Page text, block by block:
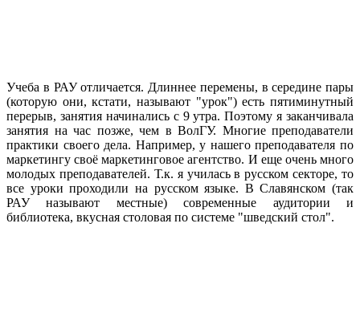
Учеба в РАУ отличается. Длиннее перемены, в середине пары
(которую они, кстати, называют "урок") есть пятиминутный
перерыв, занятия начинались с 9 утра. Поэтому я заканчивала
занятия на час позже, чем в ВолГУ. Многие преподаватели
практики своего дела. Например, у нашего преподавателя по
маркетингу своё маркетинговое агентство. И еще очень много
молодых преподавателей. Т.к. я училась в русском секторе, то
все уроки проходили на русском языке. В Славянском (так
РАУ называют местные) современные аудитории и
библиотека, вкусная столовая по системе "шведский стол".